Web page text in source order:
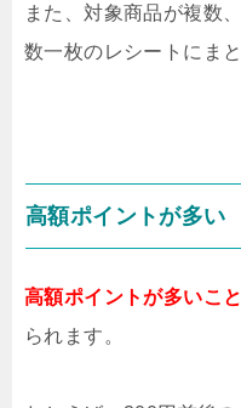
また、対象商品が複数
数一枚のレシートにま
高額ポイントが多い
高額ポイントが多いこ
られます。